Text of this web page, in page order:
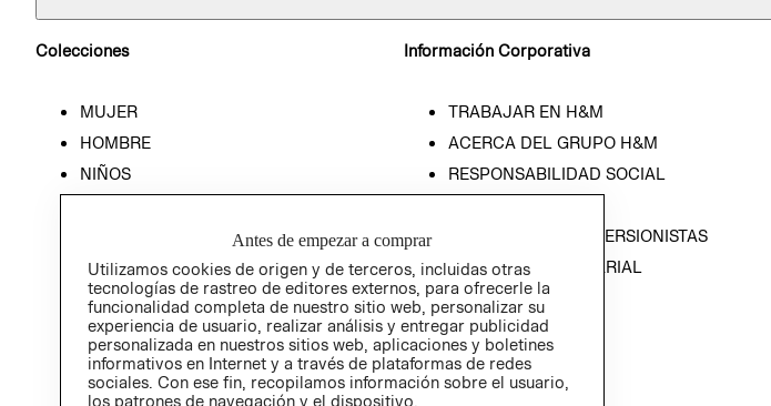
Colecciones
MUJER
HOMBRE
NIÑOS
Información Corporativa
TRABAJAR EN H&M
ACERCA DEL GRUPO H&M
RESPONSABILIDAD SOCIAL
RELACIÓN CON INVERSIONISTAS
POLÍTICA EMPRESARIAL
Antes de empezar a comprar
Utilizamos cookies de origen y de terceros, incluidas otras
tecnologías de rastreo de editores externos, para ofrecerle la
funcionalidad completa de nuestro sitio web, personalizar su
experiencia de usuario, realizar análisis y entregar publicidad
personalizada en nuestros sitios web, aplicaciones y boletines
informativos en Internet y a través de plataformas de redes
sociales. Con ese fin, recopilamos información sobre el usuario,
los patrones de navegación y el dispositivo.